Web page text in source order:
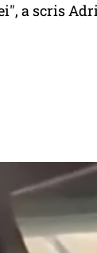
a scris